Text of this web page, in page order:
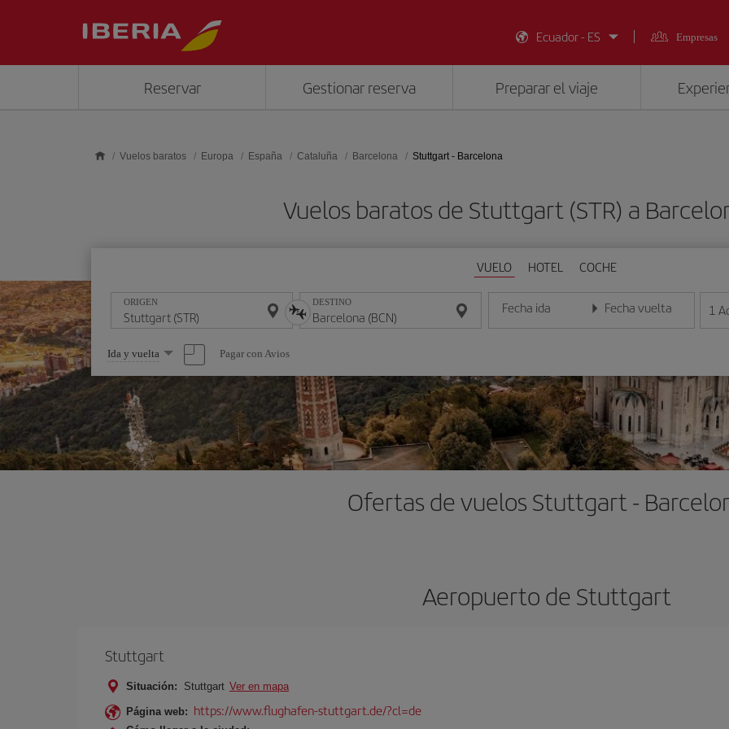
Ecuador - ES
Empresas
Reservar Gestionar reserva Preparar el viaje
Vuelos baratos Europa España Cataluña Barcelona Stuttgart - Barcelona
Vuelos baratos de Stuttgart (STR) a
VUELO HOTEL COCHE
ORIGEN DESTINO Fecha ida
Introduce la fecha en formato día/mes/año
Fecha vuelta
Introduce la fecha en 1
Seleccione
una
opción
Ida y vuelta Pagar con Avios
Ofertas de vuelos Stuttgart -
Aeropuerto de Stuttgart
Stuttgart
Situación: Stuttgart Ver en mapa
Página web: https://www.flughafen-stuttgart.de/?cl=de